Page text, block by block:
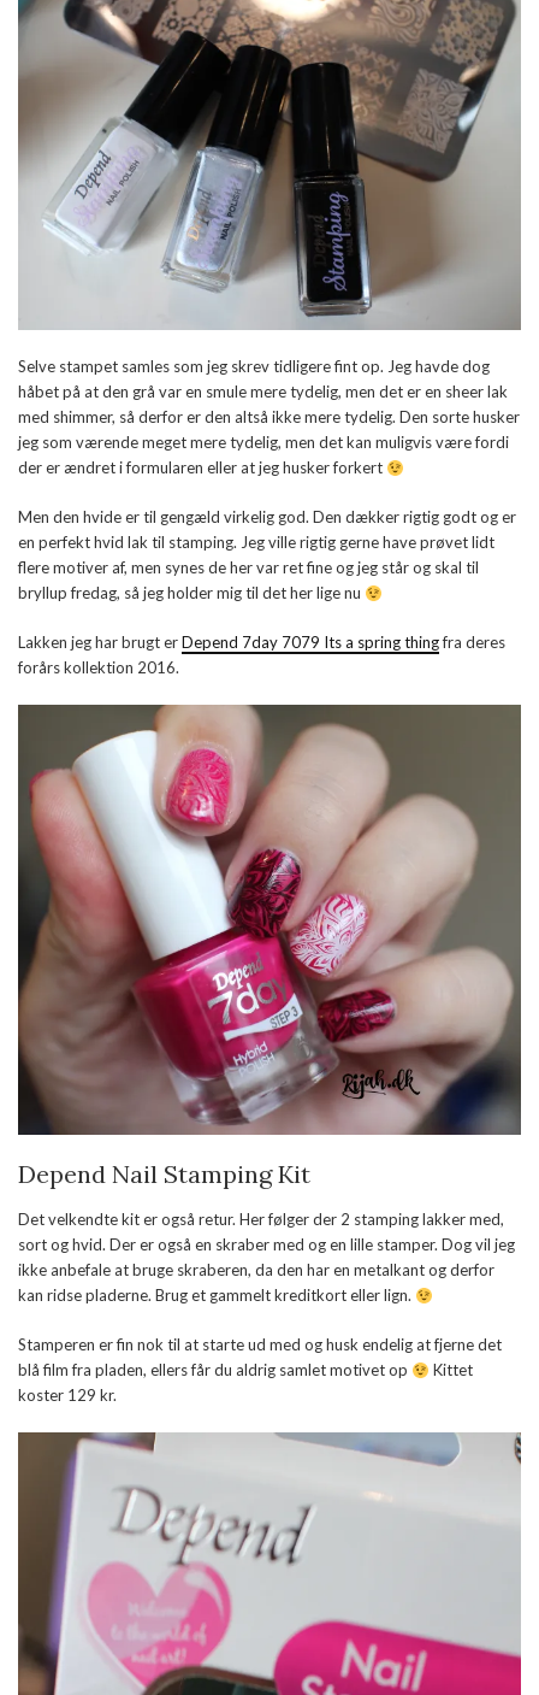
Selve stampet samles som jeg skrev tidligere fint op. Jeg havde dog
håbet på at den grå var en smule mere tydelig, men det er en sheer lak
med shimmer, så derfor er den altså ikke mere tydelig. Den sorte husker
jeg som værende meget mere tydelig, men det kan muligvis være fordi
der er ændret i formularen eller at jeg husker forkert
Men den hvide er til gengæld virkelig god. Den dækker rigtig godt og er
en perfekt hvid lak til stamping. Jeg ville rigtig gerne have prøvet lidt
flere motiver af, men synes de her var ret fine og jeg står og skal til
bryllup fredag, så jeg holder mig til det her lige nu
Lakken jeg har brugt erDepend 7day 7079 Its a spring thingfra deres
forårs kollektion 2016.
Depend Nail Stamping Kit
Det velkendte kit er også retur. Her følger der 2 stamping lakker med,
sort og hvid. Der er også en skraber med og en lille stamper. Dog vil jeg
ikke anbefale at bruge skraberen, da den har en metalkant og derfor
kan ridse pladerne. Brug et gammelt kreditkort eller lign.
Stamperen er fin nok til at starte ud med og husk endelig at fjerne det
blå film fra pladen, ellers får du aldrig samlet motivet op
Kittet
koster 129 kr.